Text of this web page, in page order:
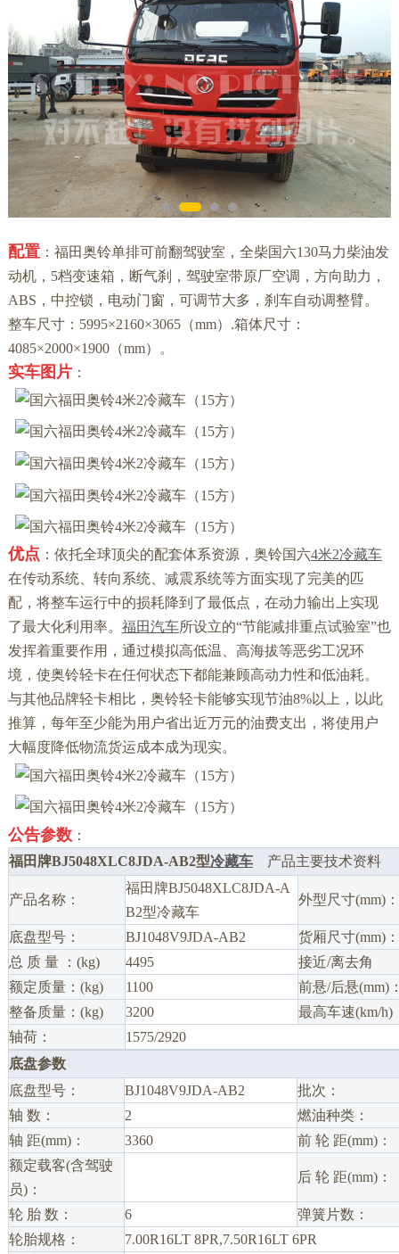
配置：福田奥铃单排可前翻驾驶室，全柴国六130马力柴油发
动机，5档变速箱，断气刹，驾驶室带原厂空调，方向助力，
ABS，中控锁，电动门窗，可调节大多，刹车自动调整臂。
整车尺寸：5995×2160×3065（mm）.箱体尺寸：
4085×2000×1900（mm）。
实车图片：
优点 ：依托全球顶尖的配套体系资源，奥铃国六4米2冷藏车
在传动系统、转向系统、减震系统等方面实现了完美的匹
配，将整车运行中的损耗降到了最低点，在动力输出上实现
了最大化利用率。 福田汽车所设立的“节能减排重点试验室”也
发挥着重要作用，通过模拟高低温、高海拔等恶劣工况环
境，使奥铃轻卡在任何状态下都能兼顾高动力性和低油耗。
与其他品牌轻卡相比，奥铃轻卡能够实现节油8%以上，以此
推算，每年至少能为用户省出近万元的油费支出，将使用户
大幅度降低物流货运成本成为现实。
公告参数：
福田牌BJ5048XLC8JDA-AB2型冷藏车产品主要技术资料
产品名称：
福田牌BJ5048XLC8JDA-A
B2型冷藏车
外型尺寸(mm)：
底盘型号： BJ1048V9JDA-AB2
货厢尺寸(mm)：
总 质 量 ：(kg)
4495
接近/离去角
额定质量：(kg)
1100
前悬/后悬(mm)
整备质量：(kg)
3200
最高车速(km/h)
轴荷：
1575/2920
底盘参数
底盘型号：
BJ1048V9JDA-AB2
批次：
轴 数：
2
燃油种类：
轴 距(mm)：
3360
前 轮 距(mm)：
额定载客(含驾驶
员)：
后 轮 距(mm)：
轮 胎 数： 6
弹簧片数：
轮胎规格：
7.00R16LT 8PR,7.50R16LT 6PR